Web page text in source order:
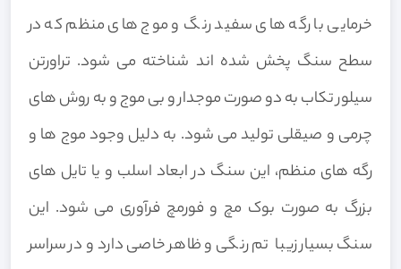
خرمایی با رگه های سفید رنگ و موج های منظم که در
سطح سنگ پخش شده اند شناخته می شود. تراورتن
سیلور تکاب به دو صورت موجدار و بی موج و به روش های
چرمی و صیقلی تولید می شود. به دلیل وجود موج ها و
رگه های منظم، این سنگ در ابعاد اسلب و یا تایل های
بزرگ به صورت بوک مچ و فورمچ فرآوری می شود. این
سنگ بسیار زیبا تم رنگی و ظاهر خاصی دارد و در سراسر